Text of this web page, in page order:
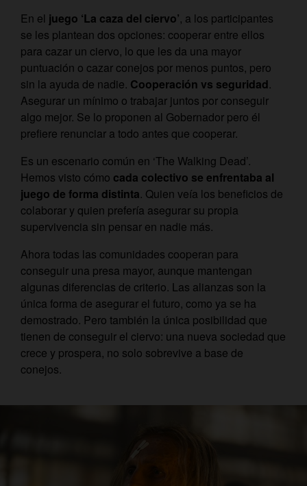
En el juego ‘La caza del ciervo’, a los participantes
se les plantean dos opciones: cooperar entre ellos
para cazar un ciervo, lo que les da una mayor
puntuación o cazar conejos por menos puntos, pero
sin la ayuda de nadie. Cooperación vs seguridad.
Asegurar un mínimo o trabajar juntos por conseguir
algo mejor. Se lo proponen al Gobernador pero él
prefiere renunciar a todo antes que cooperar.
Es un escenario común en ‘The Walking Dead’.
Hemos visto cómo cada colectivo se enfrentaba al
juego de forma distinta. Quien veía los beneficios de
colaborar y quien prefería asegurar su propia
supervivencia sin pensar en nadie más.
Ahora todas las comunidades cooperan para
conseguir una presa mayor, aunque mantengan
algunas diferencias de criterio. Las alianzas son la
única forma de asegurar el futuro, como ya se ha
demostrado. Pero también la única posibilidad que
tienen de conseguir el ciervo: una nueva sociedad que
crece y prospera, no solo sobrevive a base de
conejos.